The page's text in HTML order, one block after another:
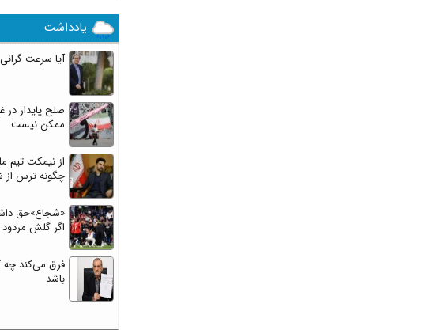
یادداشت
آیا سرعت
صلح پایدار در
ممکن نیست
از نیمکت تیم
چگونه ترس
«شجاع»حق
اگر گلش
فرق می‌کند
باشد